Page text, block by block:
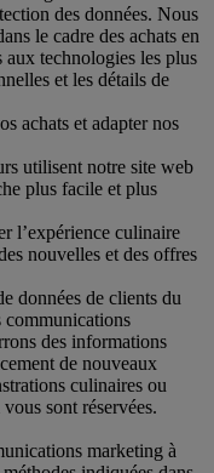
des données. Nous
le cadre des achats en
aux technologies les plus
et les détails de
achats et adapter nos
utilisent notre site web
plus facile et plus
l’expérience culinaire
nouvelles et des offres
données de clients du
communications
des informations
de nouveaux
culinaires ou
sont réservées.
marketing à